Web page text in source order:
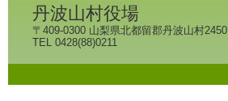
丹波山村役場
〒409-0300 山梨県北都留郡丹波山村2450
TEL 0428(88)0211